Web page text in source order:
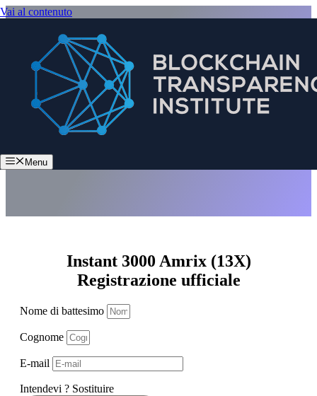
Vai al contenuto
Menu
Instant 3000 Amrix (13X)
Registrazione ufficiale
Nome di battesimo
Cognome
E-mail
Intendevi ? Sostituire